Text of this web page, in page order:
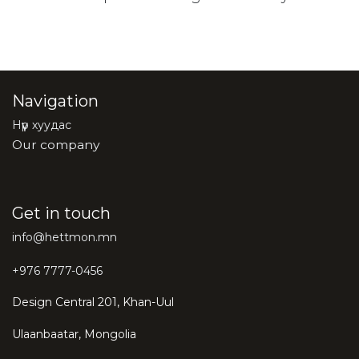
Navigation
Нүүр хуудас
Our company
Get in touch
info@hettmon.mn
+976 7777-0456
Design Central 201, Khan-Uul
Ulaanbaatar, Mongolia